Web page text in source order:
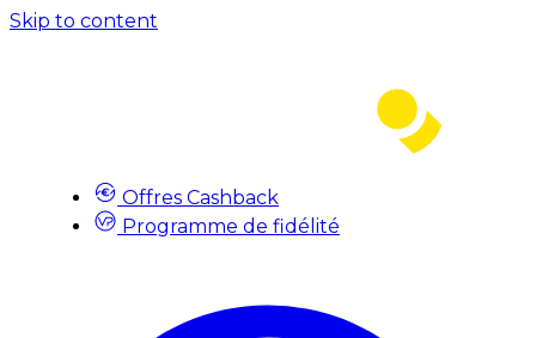
Skip to content
Offres Cashback
Programme de fidélité